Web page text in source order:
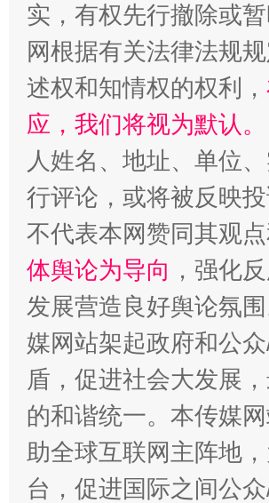
实，有权先行撤除或
网根据有关法律法规
述权和知情权的权利，
应，我们将视为默认
人姓名、地址、单位
行评论，或将被反映
不代表本网赞同其观
体舆论为导向 ，强化
发展营造良好舆论氛
媒网站架起政府和公
盾，促进社会大发展
的和谐统一。本传媒
助全球互联网主阵地
台，促进国际之间公